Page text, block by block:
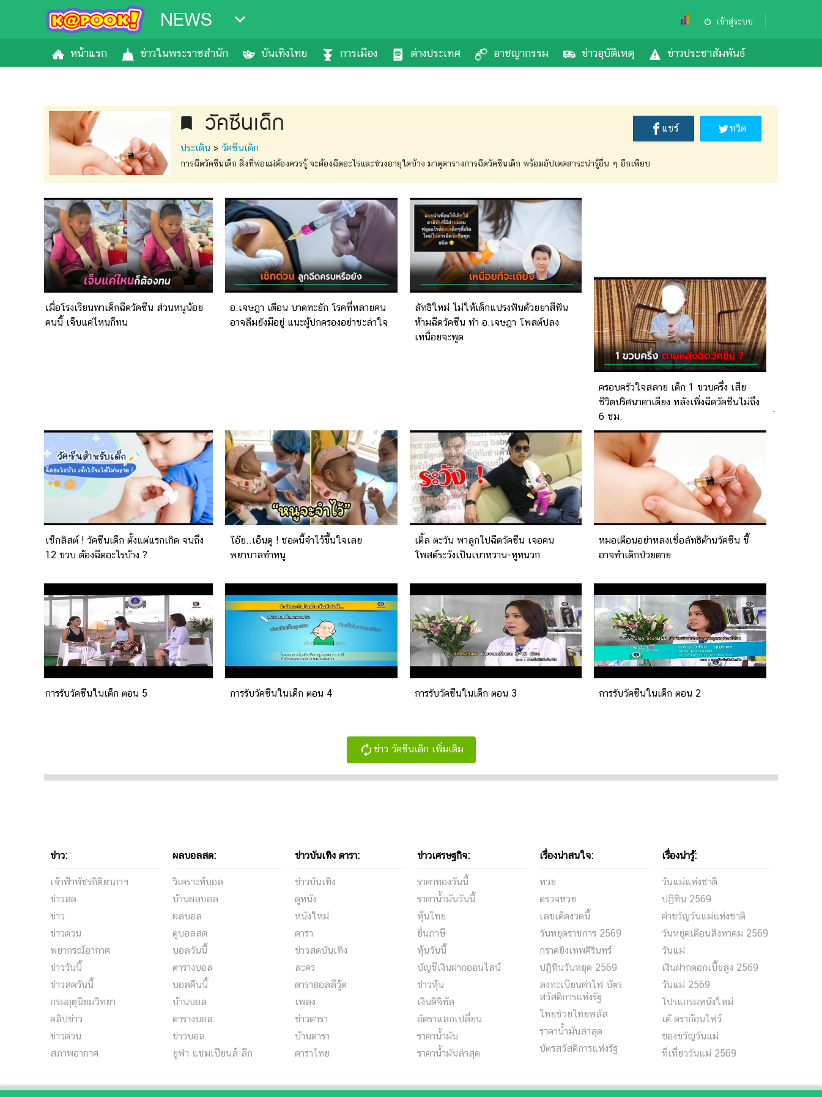
NEWS เข้าสู่ระบบ
หน้าแรก ข่าวในพระราชสำนัก บันเทิงไทย การเมือง ต่างประเทศ อาชญากรรม ข่าวอุบัติเหตุ ข่าวประชาสัมพันธ์
bookmark วัคซีนเด็ก
ประเด็น > วัคซีนเด็ก
การฉีดวัคซีนเด็ก สิ่งที่พ่อแม่ต้องควรรู้ จะต้องฉีดอะไรและช่วงอายุใดบ้าง มาดูตารางการฉีดวัคซีนเด็ก พร้อมอัปเดตสาระน่ารู้อื่น ๆ อีกเพียบ
แชร์ ทวิต
เมื่อโรงเรียนพาเด็กฉีดวัคซีน ส่วนหนูน้อย
คนนี้ เจ็บแค่ไหนก็ทน
อ.เจษฎา เตือน บาดทะยัก โรคที่หลายคน
อาจลืมยังมีอยู่ แนะผู้ปกครองอย่าชะล่าใจ
ลัทธิใหม่ ไม่ให้เด็กแปรงฟันด้วยยาสีฟัน
ห้ามฉีดวัคซีน ทำ อ.เจษฎา โพสต์ปลง
เหนื่อยจะพูด
ครอบครัวใจสลาย เด็ก 1 ขวบครึ่ง เสีย
ชีวิตปริศนาคาเตียง หลังเพิ่งฉีดวัคซีนไม่ถึง
6 ชม.
เช็กลิสต์ ! วัคซีนเด็ก ตั้งแต่แรกเกิด จนถึง
12 ขวบ ต้องฉีดอะไรบ้าง ?
โอ๊ย..เอ็นดู ! ชอตนี้จำไว้ขึ้นใจเลย
พยาบาลทำหนู
เติ้ล ตะวัน พาลูกไปฉีดวัคซีน เจอคน
โพสต์ระวังเป็นเบาหวาน-หูหนวก
หมอเตือนอย่าหลงเชื่อลัทธิต้านวัคซีน ชี้
อาจทำเด็กป่วยตาย
การรับวัคซีนในเด็ก ตอน 5 การรับวัคซีนในเด็ก ตอน 4 การรับวัคซีนในเด็ก ตอน 3 การรับวัคซีนในเด็ก ตอน 2
`
autorenew ข่าว วัคซีนเด็ก เพิ่มเติม
ข่าว:
เจ้าฟ้าพัชรกิติยาภาฯ
ข่าวสด
ข่าว
ข่าวด่วน
พยากรณ์อากาศ
ข่าววันนี้
ข่าวสดวันนี้
กรมอุตุนิยมวิทยา
คลิปข่าว
ข่าวด่วน
สภาพอากาศ
ผลบอลสด:
วิเคราะห์บอล
บ้านผลบอล
ผลบอล
ดูบอลสด
บอลวันนี้
ตารางบอล
บอลคืนนี้
บ้านบอล
ตารางบอล
ข่าวบอล
ยูฟ่า แชมเปียนส์ ลีก
ข่าวบันเทิง ดารา:
ข่าวบันเทิง
ดูหนัง
หนังใหม่
ดารา
ข่าวสดบันเทิง
ละคร
ดาราฮอลลีวู้ด
เพลง
ข่าวดารา
บ้านดารา
ดาราไทย
ข่าวเศรษฐกิจ:
ราคาทองวันนี้
ราคาน้ำมันวันนี้
หุ้นไทย
ยื่นภาษี
หุ้นวันนี้
บัญชีเงินฝากออนไลน์
ข่าวหุ้น
เงินดิจิทัล
อัตราแลกเปลี่ยน
ราคาน้ำมัน
ราคาน้ำมันล่าสุด
เรื่องน่าสนใจ:
หวย
ตรวจหวย
เลขเด็ดงวดนี้
วันหยุดราชการ 2569
กราดยิงเทพศิรินทร์
ปฏิทินวันหยุด 2569
ลงทะเบียนค่าไฟ บัตร
สวัสดิการแห่งรัฐ
ไทยช่วยไทยพลัส
ราคาน้ำมันล่าสุด
บัตรสวัสดิการแห่งรัฐ
เรื่องน่ารู้:
วันแม่แห่งชาติ
ปฏิทิน 2569
คำขวัญวันแม่แห่งชาติ
วันหยุดเดือนสิงหาคม 2569
วันแม่
เงินฝากดอกเบี้ยสูง 2569
วันแม่ 2569
โปรแกรมหนังใหม่
เต้ ดราก้อนไฟว์
ของขวัญวันแม่
ที่เที่ยววันแม่ 2569